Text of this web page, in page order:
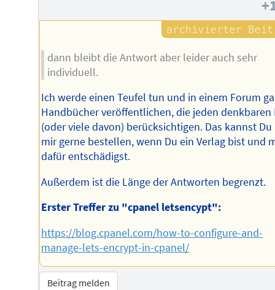
dann bleibt die Antwort aber leider auch sehr
individuell.
Ich werde einen Teufel tun und in einem Forum
Handbücher veröffentlichen, die jeden denkbaren
(oder viele davon) berücksichtigen. Das kannst Du
mir gerne bestellen, wenn Du ein Verlag bist und
dafür entschädigst.
Außerdem ist die Länge der Antworten begrenzt.
Erster Treffer zu "cpanel letsencypt":
https://blog.cpanel.com/how-to-configure-and-
manage-lets-encrypt-in-cpanel/
Beitrag melden